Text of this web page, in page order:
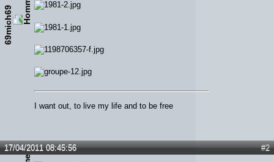
69mich69
I want out, to live my life and to be free
#2
17/04/2011 08:45:56